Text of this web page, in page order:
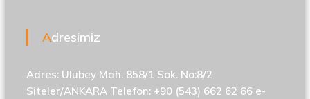
Adresimiz
Adres: Ulubey Mah. 858/1 Sok. No:8/2
Siteler/ANKARA Telefon: +90 (543) 662 62 66 e-